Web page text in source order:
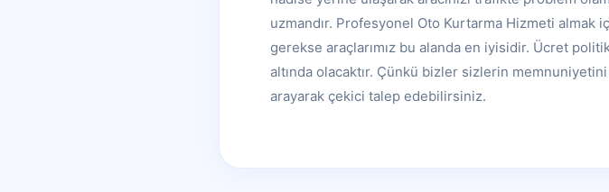
uzmandır. Profesyonel Oto Kurtarma Hizmeti
gerekse araçlarımız bu alanda en iyisidir. Ücret
altında olacaktır. Çünkü bizler sizlerin
arayarak çekici talep edebilirsiniz.